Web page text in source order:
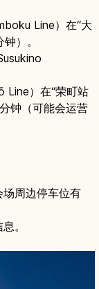
Line）在“大
）。
Line）在“荣町站
钟（可能会运营
周边停车位有
。